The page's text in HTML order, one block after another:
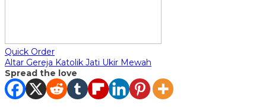
Quick Order
Altar Gereja Katolik Jati Ukir Mewah
Spread the love